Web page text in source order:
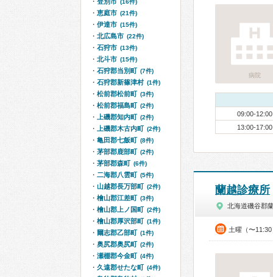
病院
09:00-12:00
13:00-17:00
蘭越診療所
北海道磯谷郡
土曜（〜11:30
(16件)
恵庭市 (21件)
伊達市 (15件)
北広島市 (22件)
石狩市 (13件)
北斗市 (15件)
石狩郡当別町 (7件)
石狩郡新篠津村 (1件)
松前郡松前町 (3件)
松前郡福島町 (2件)
上磯郡知内町 (2件)
上磯郡木古内町 (2件)
亀田郡七飯町 (8件)
茅部郡鹿部町 (2件)
茅部郡森町 (6件)
二海郡八雲町 (5件)
山越郡長万部町 (2件)
檜山郡江差町 (3件)
檜山郡上ノ国町 (2件)
檜山郡厚沢部町 (1件)
爾志郡乙部町 (1件)
奥尻郡奥尻町 (2件)
瀬棚郡今金町 (4件)
久遠郡せたな町 (4件)